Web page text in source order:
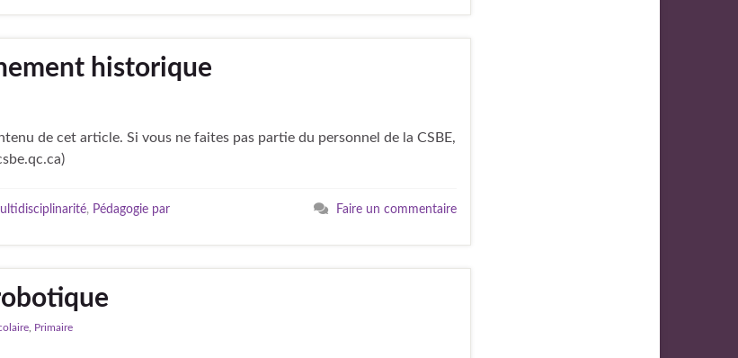
historique
de cet article. Si vous ne faites pas partie du personnel de la CSBE,
, Pédagogie par
Faire un commentaire
Primaire